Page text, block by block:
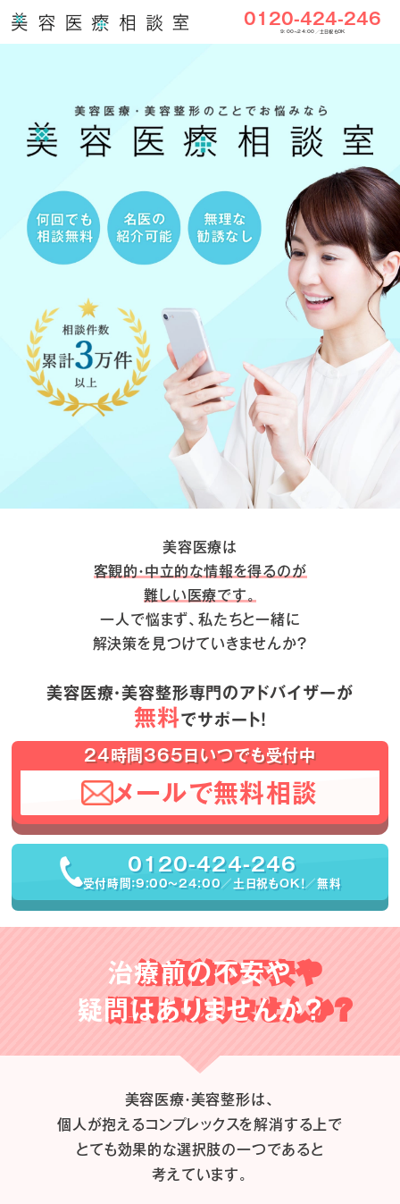
0120-424-246
9:00〜24:00／土日祝もOK
美容医療は
客観的・中立的な情報を得るのが
難しい医療です。
一人で悩まず、私たちと一緒に
解決策を見つけていきませんか？
美容医療・美容整形専門のアドバイザーが
無料でサポート！
24時間365日いつでも受付中
メールで無料相談
0120-424-246
受付時間：9:00〜24:00／土日祝もOK！／無料
治療前の不安や
疑問はありませんか？
美容医療・美容整形は、
個人が抱えるコンプレックスを解消する上で
とても効果的な選択肢の一つであると
考えています。